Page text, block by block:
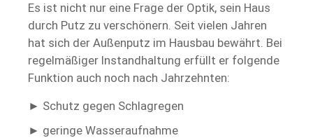
Es ist nicht nur eine Frage der Optik, sein Haus
durch Putz zu verschönern. Seit vielen Jahren
hat sich der Außenputz im Hausbau bewährt. Bei
regelmäßiger Instandhaltung erfüllt er folgende
Funktion auch noch nach Jahrzehnten:
Schutz gegen Schlagregen
geringe Wasseraufnahme